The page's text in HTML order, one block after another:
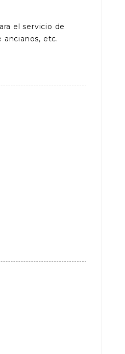
el servicio de
ancianos, etc.